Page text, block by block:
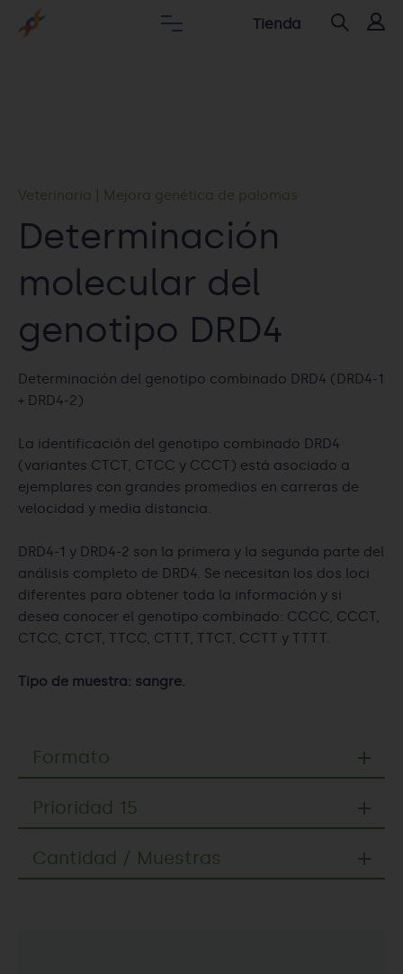
Tienda
Veterinaria Mejora genética de palomas
Determinación
molecular del
genotipo DRD4
Determinación del genotipo combinado DRD4 (DRD4-1
+ DRD4-2)
La identificación del genotipo combinado DRD4
(variantes CTCT, CTCC y CCCT) está asociado a
ejemplares con grandes promedios en carreras de
velocidad y media distancia.
DRD4-1 y DRD4-2 son la primera y la segunda parte del
análisis completo de DRD4. Se necesitan los dos loci
diferentes para obtener toda la información y si
desea conocer el genotipo combinado: CCCC, CCCT,
CTCC, CTCT, TTCC, CTTT, TTCT, CCTT y TTTT.
Tipo de muestra: sangre.
Formato
Prioridad 15
Cantidad / Muestras